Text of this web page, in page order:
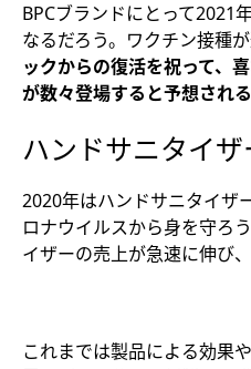
BPCブランドにとって2021
なるだろう。ワクチン接種が
ックからの復活を祝って、
が数々登場すると予想される
ハンドサニタイ
2020年はハンドサニタイザ
ロナウイルスから身を守ろ
イザーの売上が急速に伸び
これまでは製品による効果